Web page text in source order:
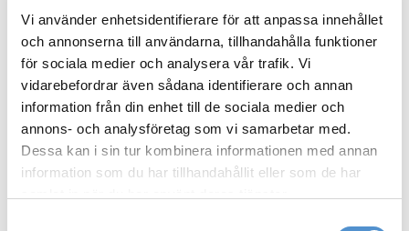
Vi använder enhetsidentifierare för att anpassa innehållet
och annonserna till användarna, tillhandahålla funktioner
för sociala medier och analysera vår trafik. Vi
vidarebefordrar även sådana identifierare och annan
information från din enhet till de sociala medier och
annons- och analysföretag som vi samarbetar med.
Dessa kan i sin tur kombinera informationen med annan
information som du har tillhandahållit eller som de har
References